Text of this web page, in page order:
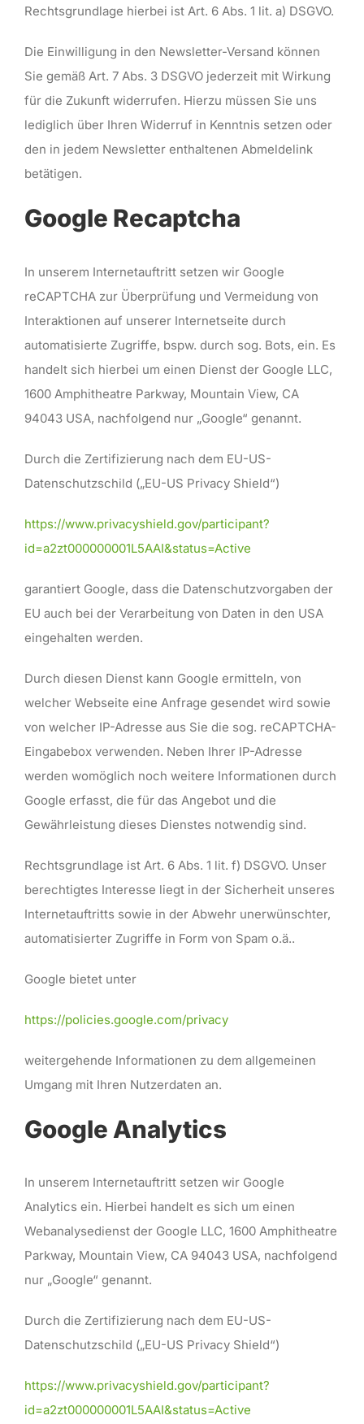
Rechtsgrundlage hierbei ist Art. 6 Abs. 1 lit. a) DSGVO.
Die Einwilligung in den Newsletter-Versand können
Sie gemäß Art. 7 Abs. 3 DSGVO jederzeit mit Wirkung
für die Zukunft widerrufen. Hierzu müssen Sie uns
lediglich über Ihren Widerruf in Kenntnis setzen oder
den in jedem Newsletter enthaltenen Abmeldelink
betätigen.
Google Recaptcha
In unserem Internetauftritt setzen wir Google
reCAPTCHA zur Überprüfung und Vermeidung von
Interaktionen auf unserer Internetseite durch
automatisierte Zugriffe, bspw. durch sog. Bots, ein. Es
handelt sich hierbei um einen Dienst der Google LLC,
1600 Amphitheatre Parkway, Mountain View, CA
94043 USA, nachfolgend nur „Google“ genannt.
Durch die Zertifizierung nach dem EU-US-
Datenschutzschild („EU-US Privacy Shield“)
https://www.privacyshield.gov/participant?
id=a2zt000000001L5AAI&status=Active
garantiert Google, dass die Datenschutzvorgaben der
EU auch bei der Verarbeitung von Daten in den USA
eingehalten werden.
Durch diesen Dienst kann Google ermitteln, von
welcher Webseite eine Anfrage gesendet wird sowie
von welcher IP-Adresse aus Sie die sog. reCAPTCHA-
Eingabebox verwenden. Neben Ihrer IP-Adresse
werden womöglich noch weitere Informationen durch
Google erfasst, die für das Angebot und die
Gewährleistung dieses Dienstes notwendig sind.
Rechtsgrundlage ist Art. 6 Abs. 1 lit. f) DSGVO. Unser
berechtigtes Interesse liegt in der Sicherheit unseres
Internetauftritts sowie in der Abwehr unerwünschter,
automatisierter Zugriffe in Form von Spam o.ä..
Google bietet unter
https://policies.google.com/privacy
weitergehende Informationen zu dem allgemeinen
Umgang mit Ihren Nutzerdaten an.
Google Analytics
In unserem Internetauftritt setzen wir Google
Analytics ein. Hierbei handelt es sich um einen
Webanalysedienst der Google LLC, 1600 Amphitheatre
Parkway, Mountain View, CA 94043 USA, nachfolgend
nur „Google“ genannt.
Durch die Zertifizierung nach dem EU-US-
Datenschutzschild („EU-US Privacy Shield“)
https://www.privacyshield.gov/participant?
id=a2zt000000001L5AAI&status=Active